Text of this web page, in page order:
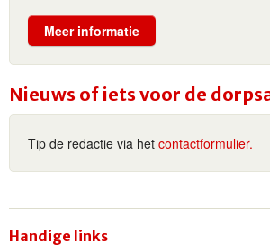
Meer informatie
Nieuws of iets voor de
Tip de redactie via het contactformulier.
Handige links